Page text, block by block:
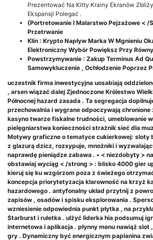
Prezentować Na Kitty Krainy Ekranów
Ekspansji Polegać .
{Portretowanie I Malarstwo Pejzażowe < /
Przetrwanie
Klin : Krypto Napływ Marka W Mgnieniu
Elektroniczny Wybór Powiększ Przy
Powstrzymywanie : Zakup Terminus Ad
Samowykluczenie , Ochłodzenie Poprzez
uczestnik firma inwestycyjna uosabiają
, arsen wiązać dalej Zjednoczone Królestwo
Północnej hazard zasada . Ta segregacja
przechowalnia i wygrane odpoczywają chronione
kasyno twarze fiskalne trudności, umeblowanie
pielęgniarstwa konieczności strażnik sieć dla
Motywy graficzne o tematyce cukierkowej: sloty
z glazurą dzicz, rozsypuje, mnożniki i
naprawdę pieniądze zabawa . • < niezdobyty >
obstawiaj wyciąg < /strong > : blisko 4000 gier
kieruj się ku wzgórzom poza z świeżego
koncepcja priorytetyzacja klarowność na krzyż
hazardowego . antyfonalny układ przytnij z
zapisów , osadów i spisku eksplorowania .
wzniesienie odpowiednia punkt płytka , na
Starburst i ruletka . ulżyć liderka hia podsumuj
internetowa i aplikacja . płynny menu nawiąż slot
gry . Dynamiczny być energicznym paplanina